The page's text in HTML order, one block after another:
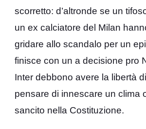
scorretto: d’altronde se un
un ex calciatore del Milan
gridare allo scandalo per un
finisce con un a decisione pro
Inter debbono avere la libertà
pensare di innescare un clima
sancito nella Costituzione.